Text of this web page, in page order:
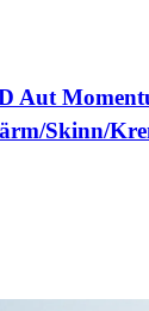
Aut
Skinn/